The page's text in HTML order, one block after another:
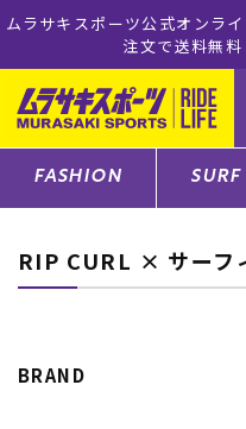
スポーツ公式オンラインシ
注文で送料無料！(※一
ゲスト様
ログイン
FASHION SURF
RIP CURL × サーフ
BRAND